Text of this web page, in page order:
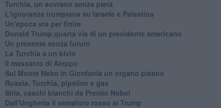
Turchia, un sovrano senza pietà
L'ignoranza trumpiana su Israele e Palestina
Un'epoca sta per finire
Donald Trump,quarta via di un presidente americano
Un presente senza futuro
La Turchia a un bivio
Il massacro di Aleppo
Sul Monte Nebo in Giordania un organo pisano
Russia, Turchia, pipeline e gas
Siria, caschi bianchi da Premio Nobel
Dall'Ungheria il semaforo rosso ai Trump